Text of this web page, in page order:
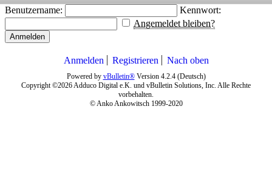
Benutzername:
Kennwort:
Angemeldet bleiben?
Anmelden
Anmelden Registrieren Nach oben
Powered by vBulletin®Version 4.2.4 (Deutsch)
Copyright ©2026 Adduco Digital e.K. und vBulletin Solutions, Inc. Alle Rechte
vorbehalten.
© Anko Ankowitsch 1999-2020